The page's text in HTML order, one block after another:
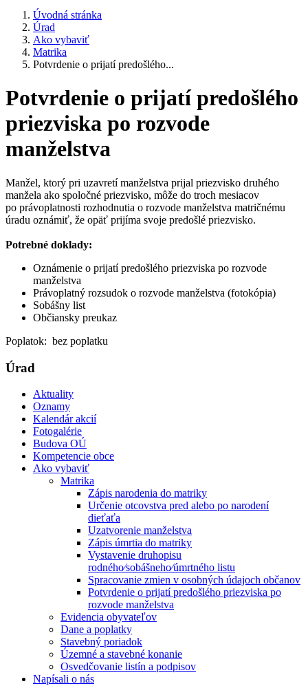
Úvodná stránka
Úrad
Ako vybaviť
Matrika
Potvrdenie o prijatí predošlého...
Potvrdenie o prijatí predošlého
priezviska po rozvode
manželstva
Manžel, ktorý pri uzavretí manželstva prijal priezvisko druhého
manžela ako spoločné priezvisko, môže do troch mesiacov
po právoplatnosti rozhodnutia o rozvode manželstva matričnému
úradu oznámiť, že opäť prijíma svoje predošlé priezvisko.
Potrebné doklady:
Oznámenie o prijatí predošlého priezviska po rozvode
manželstva
Právoplatný rozsudok o rozvode manželstva (fotokópia)
Sobášny list
Občiansky preukaz
Poplatok: bez poplatku
Úrad
Aktuality
Oznamy
Kalendár akcií
Fotogalérie
Budova OÚ
Kompetencie obce
Ako vybaviť
Matrika
Zápis narodenia do matriky
Určenie otcovstva pred alebo po narodení
dieťaťa
Uzatvorenie manželstva
Zápis úmrtia do matriky
Vystavenie druhopisu
rodného⁄sobášneho⁄úmrtného listu
Spracovanie zmien v osobných údajoch občanov
Potvrdenie o prijatí predošlého priezviska po
rozvode manželstva
Evidencia obyvateľov
Dane a poplatky
Stavebný poriadok
Územné a stavebné konanie
Osvedčovanie listín a podpisov
Napísali o nás